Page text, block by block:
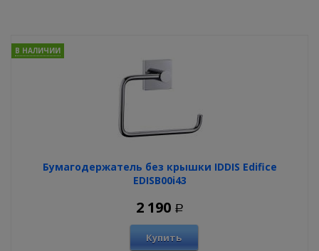
Бумагодержатель без крышки IDDIS Edifice
EDISB00i43
В НАЛИЧИИ
2 190 Р
Купить